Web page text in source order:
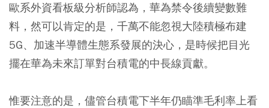
歐系外資看板級分析師認為，華為禁令後續變數難
料，然可以肯定的是，千萬不能忽視大陸積極布建
5G、加速半導體生態系發展的決心，是時候把目光
擺在華為未來訂單對台積電的中長線貢獻。
惟要注意的是，儘管台積電下半年仍瞄準毛利率上看